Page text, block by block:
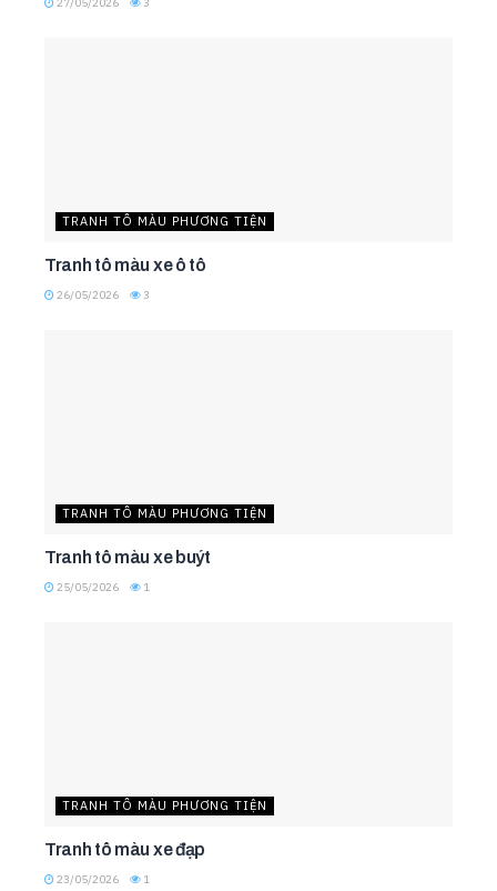
27/05/2026 3
TRANH TÔ MÀU PHƯƠNG TIỆN
Tranh tô màu xe ô tô
26/05/2026 3
TRANH TÔ MÀU PHƯƠNG TIỆN
Tranh tô màu xe buýt
25/05/2026 1
TRANH TÔ MÀU PHƯƠNG TIỆN
Tranh tô màu xe đạp
23/05/2026 1